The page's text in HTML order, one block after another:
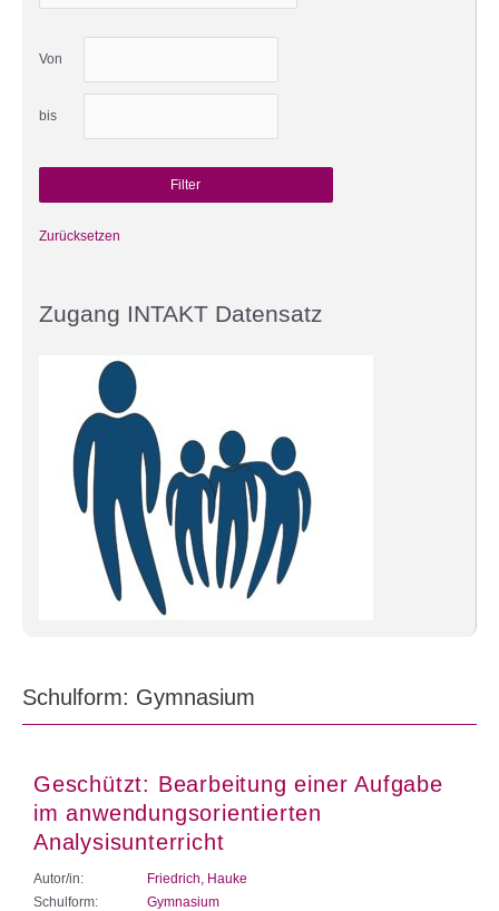
Von
bis
Zurücksetzen
Zugang INTAKT Datensatz
Schulform: Gymnasium
Geschützt: Bearbeitung einer Aufgabe
im anwendungsorientierten
Analysisunterricht
Autor/in:
Friedrich, Hauke
Schulform:
Gymnasium